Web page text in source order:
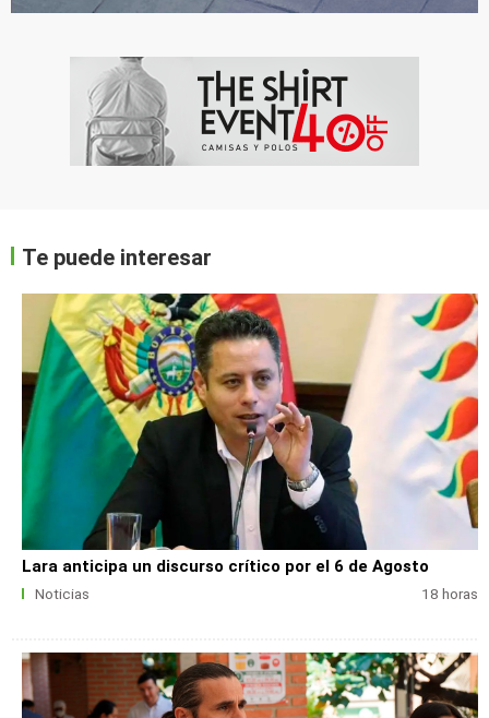
Te puede interesar
Lara anticipa un discurso crítico por el 6 de Agosto
Noticias 18 horas